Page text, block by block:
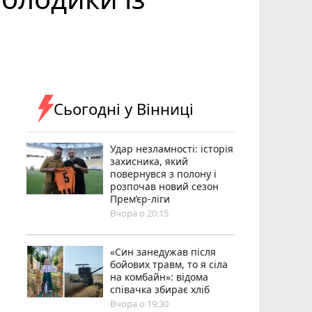
Сьогодні у Вінниці
Удар незламності: історія
захисника, який
повернувся з полону і
розпочав новий сезон
Прем’єр-ліги
Вчора о 20:15
«Син занедужав після
бойових травм, то я сіла
на комбайн»: відома
співачка збирає хліб
Вчора о 19:30